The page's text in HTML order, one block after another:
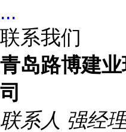
...
联系我们
青岛路博建
司
联系人 强经